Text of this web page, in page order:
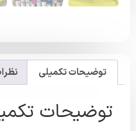
توضیحات تکمیلی
توضیحات